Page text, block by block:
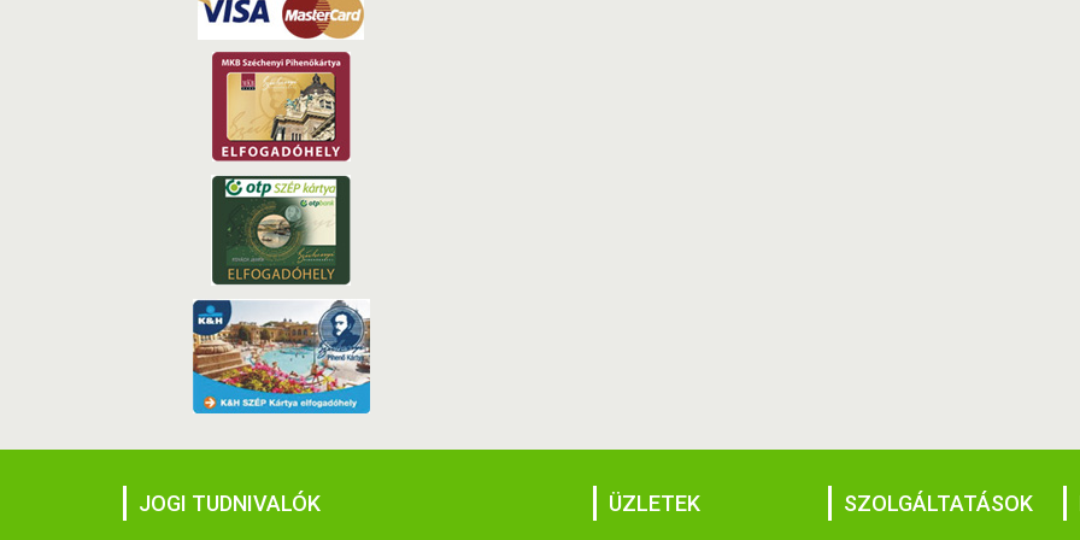
JOGI TUDNIVALÓK ÜZLETEK SZOLGÁLTATÁSOK